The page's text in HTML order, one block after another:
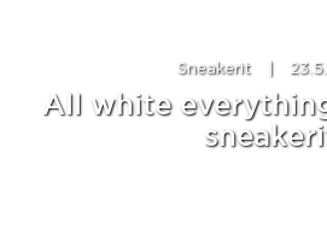
Sneakerit
All white